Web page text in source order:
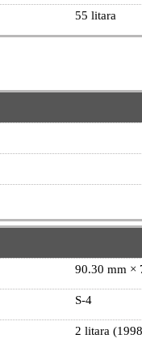
55 litara
90.30 mm ×
S-4
2 litara